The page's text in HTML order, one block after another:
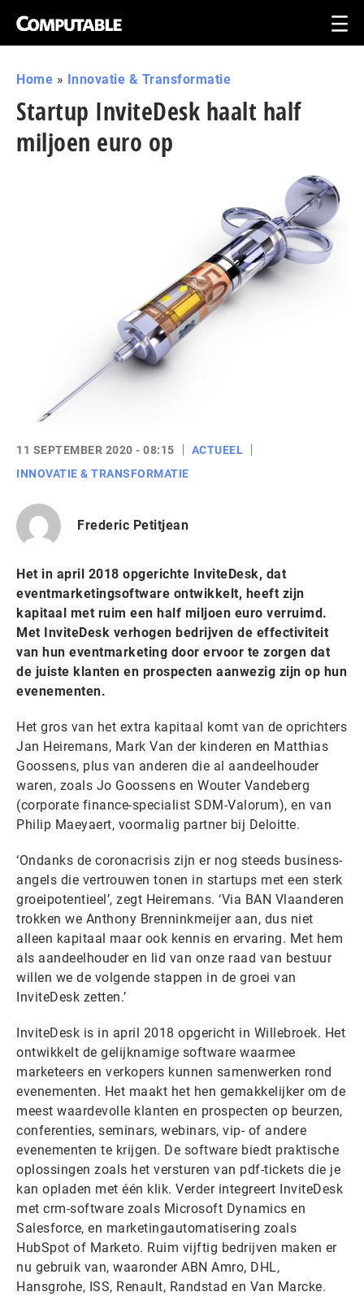
Home » Innovatie & Transformatie
Startup InviteDesk haalt half
miljoen euro op
11 SEPTEMBER 2020 - 08:15
ACTUEEL
INNOVATIE & TRANSFORMATIE
Frederic Petitjean
Het in april 2018 opgerichte InviteDesk, dat
eventmarketingsoftware ontwikkelt, heeft zijn
kapitaal met ruim een half miljoen euro verruimd.
Met InviteDesk verhogen bedrijven de effectiviteit
van hun eventmarketing door ervoor te zorgen dat
de juiste klanten en prospecten aanwezig zijn op hun
evenementen.
Het gros van het extra kapitaal komt van de oprichters
Jan Heiremans, Mark Van der kinderen en Matthias
Goossens, plus van anderen die al aandeelhouder
waren, zoals Jo Goossens en Wouter Vandeberg
(corporate finance-specialist SDM-Valorum), en van
Philip Maeyaert, voormalig partner bij Deloitte.
‘Ondanks de coronacrisis zijn er nog steeds business-
angels die vertrouwen tonen in startups met een sterk
groeipotentieel’, zegt Heiremans. ‘Via BAN Vlaanderen
trokken we Anthony Brenninkmeijer aan, dus niet
alleen kapitaal maar ook kennis en ervaring. Met hem
als aandeelhouder en lid van onze raad van bestuur
willen we de volgende stappen in de groei van
InviteDesk zetten.’
InviteDesk is in april 2018 opgericht in Willebroek. Het
ontwikkelt de gelijknamige software waarmee
marketeers en verkopers kunnen samenwerken rond
evenementen. Het maakt het hen gemakkelijker om de
meest waardevolle klanten en prospecten op beurzen,
conferenties, seminars, webinars, vip- of andere
evenementen te krijgen. De software biedt praktische
oplossingen zoals het versturen van pdf-tickets die je
kan opladen met één klik. Verder integreert InviteDesk
met crm-software zoals Microsoft Dynamics en
Salesforce, en marketingautomatisering zoals
HubSpot of Marketo. Ruim vijftig bedrijven maken er
nu gebruik van, waaronder ABN Amro, DHL,
Hansgrohe, ISS, Renault, Randstad en Van Marcke.